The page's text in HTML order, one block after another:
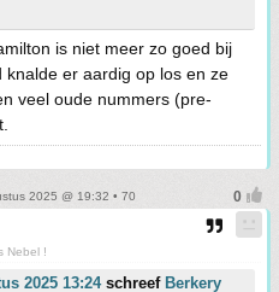
is niet meer zo goed bij
er aardig op los en ze
veel oude nummers (pre-
2025 @ 19:32 • 70
Nebel !
2025 13:24schreef Berkery